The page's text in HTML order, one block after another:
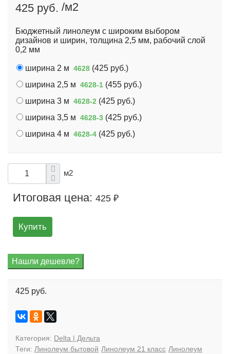
425 руб. /м2
Бюджетный линолеум с широким выбором
дизайнов и ширин, толщина 2,5 мм, рабочий слой
0,2 мм
ширина 2 м 4628 (425 руб.)
ширина 2,5 м 4628-1 (455 руб.)
ширина 3 м 4628-2 (425 руб.)
ширина 3,5 м 4628-3 (425 руб.)
ширина 4 м 4628-4 (425 руб.)
м2
Итоговая цена: 425 ₽
Купить
425 руб.
Категория: Delta | Дельта
Теги: Линолеум бытовой Линолеум 21 класс Линолеум